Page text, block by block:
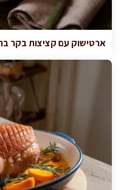
ארטישוק עם קציצות בקר